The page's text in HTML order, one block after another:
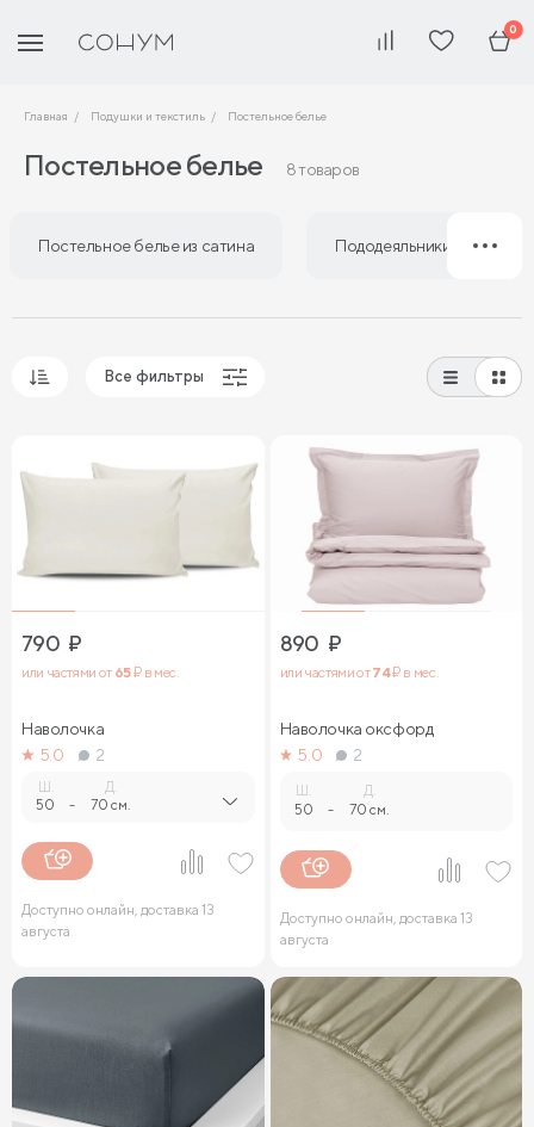
0
Главная Подушки и текстиль Постельное белье
Постельное белье 8 товаров
Постельное белье из сатина Пододеяльники из сатина
Сначала дешевые
Сначала дорогие
Все фильтры
790 ₽
или частями от 65₽ в мес.
Наволочка
5.0
2
Ш.
50 -
Д.
70 см.
Доступно онлайн, доставка 13
августа
890 ₽
или частями от74₽ в мес.
Наволочка оксфорд
5.0
2
Ш.
50 -
Д.
70 см.
Доступно онлайн, доставка 13
августа